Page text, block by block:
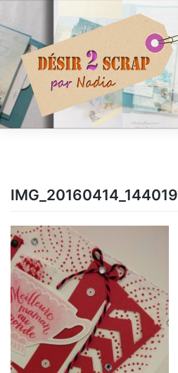
content
IMG_20160414_144019